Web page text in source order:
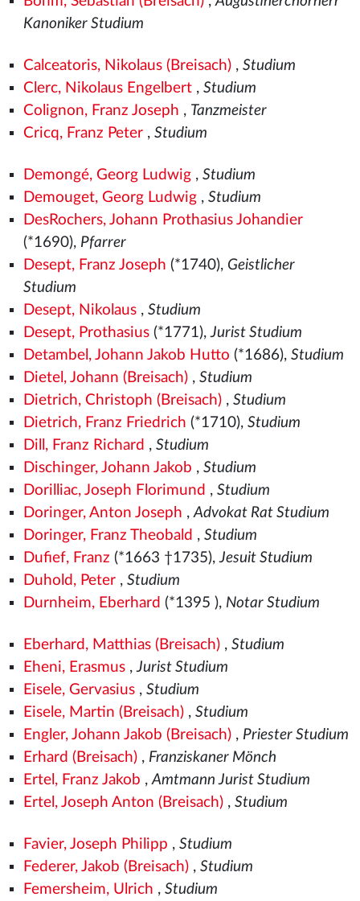
Kanoniker Studium
Calceatoris, Nikolaus (Breisach), Studium
Clerc, Nikolaus Engelbert, Studium
Colignon, Franz Joseph , Tanzmeister
Cricq, Franz Peter, Studium
Demongé, Georg Ludwig, Studium
Demouget, Georg Ludwig, Studium
DesRochers, Johann Prothasius Johandier
(*1690), Pfarrer
Desept, Franz Joseph (*1740), Geistlicher
Studium
Desept, Nikolaus, Studium
Desept, Prothasius(*1771),Jurist Studium
Detambel, Johann Jakob Hutto (*1686), Studium
Dietel, Johann (Breisach), Studium
Dietrich, Christoph (Breisach), Studium
Dietrich, Franz Friedrich (*1710), Studium
Dill, Franz Richard , Studium
Dischinger, Johann Jakob , Studium
Dorilliac, Joseph Florimund , Studium
Doringer, Anton Joseph ,Advokat Rat Studium
Doringer, Franz Theobald , Studium
Dufief, Franz (*1663 †1735),Jesuit Studium
Duhold, Peter, Studium
Durnheim, Eberhard (*1395 ), Notar Studium
Eberhard, Matthias (Breisach), Studium
Eheni, Erasmus,Jurist Studium
Eisele, Gervasius, Studium
Eisele, Martin (Breisach), Studium
Engler, Johann Jakob (Breisach), Priester Studium
Erhard (Breisach), Franziskaner Mönch
Ertel, Franz Jakob ,Amtmann Jurist Studium
Ertel, Joseph Anton (Breisach), Studium
Favier, Joseph Philipp , Studium
Federer, Jakob (Breisach), Studium
Femersheim, Ulrich , Studium